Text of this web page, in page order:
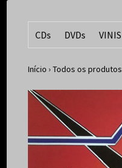
CDs DVDs VINIS
Início › Todos os produtos